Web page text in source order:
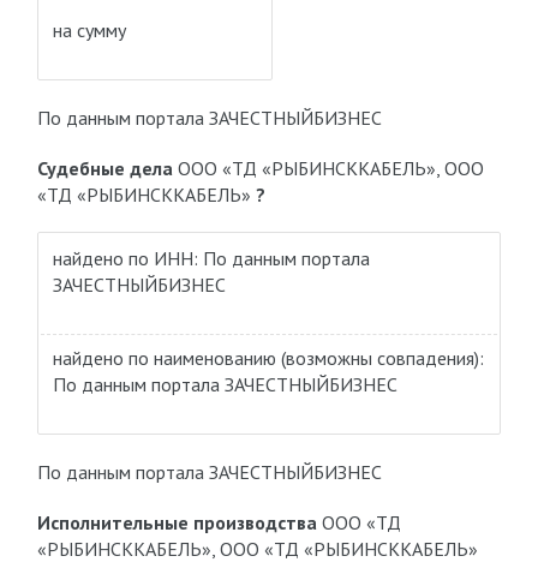
на сумму
По данным портала ЗАЧЕСТНЫЙБИЗНЕС
Судебные делаООО «ТД «РЫБИНСККАБЕЛЬ», ООО
«ТД «РЫБИНСККАБЕЛЬ» ?
найдено по ИНН: По данным портала
ЗАЧЕСТНЫЙБИЗНЕС
найдено по наименованию (возможны совпадения):
По данным портала ЗАЧЕСТНЫЙБИЗНЕС
По данным портала ЗАЧЕСТНЫЙБИЗНЕС
Исполнительные производстваООО «ТД
«РЫБИНСККАБЕЛЬ», ООО «ТД «РЫБИНСККАБЕЛЬ»